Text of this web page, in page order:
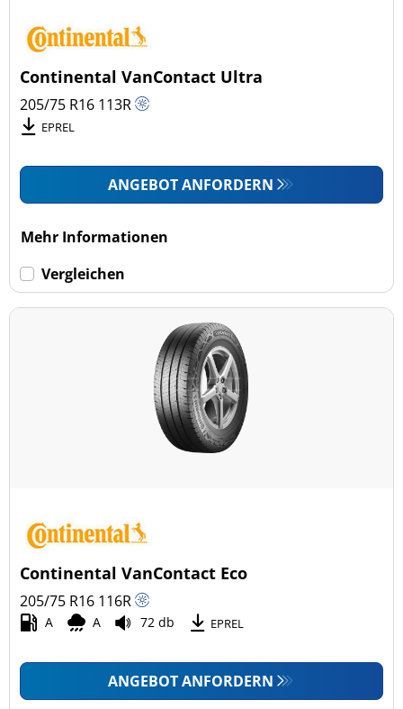
Continental VanContact Ultra
205/75 R16 113R
EPREL
ANGEBOT ANFORDERN
Mehr Informationen
Vergleichen
Continental VanContact Eco
205/75 R16 116R
A A 72 db EPREL
ANGEBOT ANFORDERN